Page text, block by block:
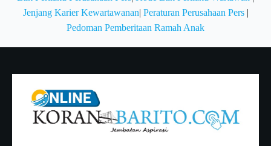
Jenjang Karier Kewartawanan| Peraturan Perusahaan Pers|
Pedoman Pemberitaan Ramah Anak